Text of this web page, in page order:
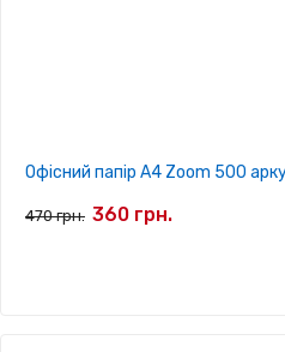
Офісний папір A4 Zoom 500
470 грн. 360 грн.